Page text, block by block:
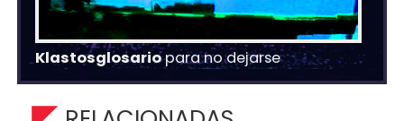
Klastosglosariopara no dejarse